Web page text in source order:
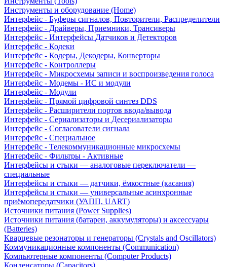
Инструменты и оборудование (Home)
Интерфейс - Буферы сигналов, Повторители, Распределители
Интерфейс - Драйверы, Приемники, Трансиверы
Интерфейс - Интерфейсы Датчиков и Детекторов
Интерфейс - Кодеки
Интерфейс - Кодеры, Декодеры, Конверторы
Интерфейс - Контроллеры
Интерфейс - Микросхемы записи и воспроизведения голоса
Интерфейс - Модемы - ИС и модули
Интерфейс - Модули
Интерфейс - Прямой цифровой синтез DDS
Интерфейс - Расширители портов ввода/вывода
Интерфейс - Сериализаторы и Десериализаторы
Интерфейс - Согласователи сигнала
Интерфейс - Специальное
Интерфейс - Телекоммуникационные микросхемы
Интерфейс - Фильтры - Активные
Интерфейсы и стыки — аналоговые переключатели —
специальные
Интерфейсы и стыки — датчики, ёмкостные (касания)
Интерфейсы и стыки — универсальные асинхронные
приёмопередатчики (УАПП, UART)
Источники питания (Power Supplies)
Источники питания (батареи, аккумуляторы) и аксессуары
(Batteries)
Кварцевые резонаторы и генераторы (Crystals and Oscillators)
Коммуникационные компоненты (Communication)
Компьютерные компоненты (Computer Products)
Конденсаторы (Capacitors)